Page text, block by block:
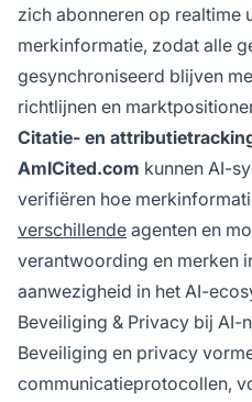
zich abonneren op realtime
merkinformatie, zodat alle
gesynchroniseerd blijven
richtlijnen en
Citatie- en
AmICited.com kunnen AI-
verifiëren hoe
verschillende agenten en
verantwoording en merken
aanwezigheid in het AI-
Beveiliging & Privacy bij
Beveiliging en privacy
communicatieprotocollen,